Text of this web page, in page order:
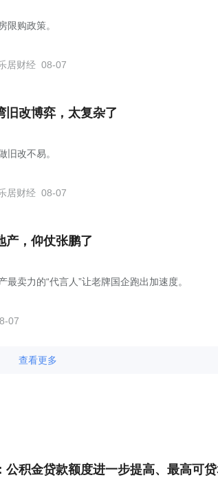
限购政策。
居财经 08-07
旧改博弈，太复杂了
旧改不易。
居财经 08-07
产，仰仗张鹏了
最卖力的“代言人”让老牌国企跑出加速度。
07
查看更多
公积金贷款额度进一步提高、最高可